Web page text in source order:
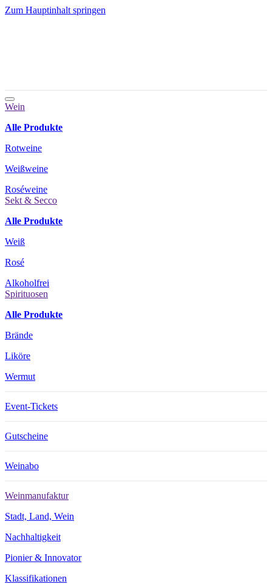
Zum Hauptinhalt springen
Wein
Alle Produkte
Rotweine
Weißweine
Roséweine
Sekt & Secco
Alle Produkte
Weiß
Rosé
Alkoholfrei
Spirituosen
Alle Produkte
Brände
Liköre
Wermut
Event-Tickets
Gutscheine
Weinabo
Weinmanufaktur
Stadt, Land, Wein
Nachhaltigkeit
Pionier & Innovator
Klassifikationen